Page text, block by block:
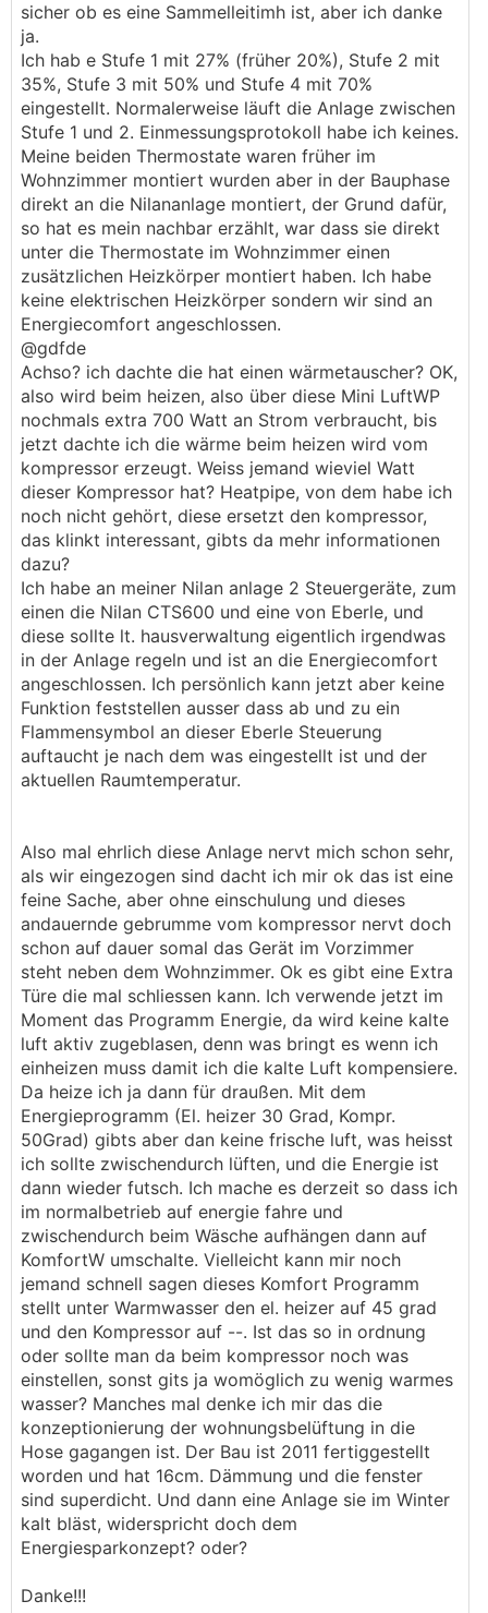
sicher ob es eine Sammelleitimh ist, aber ich danke
ja.
Ich hab e Stufe 1 mit 27% (früher 20%), Stufe 2 mit
35%, Stufe 3 mit 50% und Stufe 4 mit 70%
eingestellt. Normalerweise läuft die Anlage zwischen
Stufe 1 und 2. Einmessungsprotokoll habe ich keines.
Meine beiden Thermostate waren früher im
Wohnzimmer montiert wurden aber in der Bauphase
direkt an die Nilananlage montiert, der Grund dafür,
so hat es mein nachbar erzählt, war dass sie direkt
unter die Thermostate im Wohnzimmer einen
zusätzlichen Heizkörper montiert haben. Ich habe
keine elektrischen Heizkörper sondern wir sind an
Energiecomfort angeschlossen.
@gdfde
Achso? ich dachte die hat einen wärmetauscher? OK,
also wird beim heizen, also über diese Mini LuftWP
nochmals extra 700 Watt an Strom verbraucht, bis
jetzt dachte ich die wärme beim heizen wird vom
kompressor erzeugt. Weiss jemand wieviel Watt
dieser Kompressor hat? Heatpipe, von dem habe ich
noch nicht gehört, diese ersetzt den kompressor,
das klinkt interessant, gibts da mehr informationen
dazu?
Ich habe an meiner Nilan anlage 2 Steuergeräte, zum
einen die Nilan CTS600 und eine von Eberle, und
diese sollte lt. hausverwaltung eigentlich irgendwas
in der Anlage regeln und ist an die Energiecomfort
angeschlossen. Ich persönlich kann jetzt aber keine
Funktion feststellen ausser dass ab und zu ein
Flammensymbol an dieser Eberle Steuerung
auftaucht je nach dem was eingestellt ist und der
aktuellen Raumtemperatur.
Also mal ehrlich diese Anlage nervt mich schon sehr,
als wir eingezogen sind dacht ich mir ok das ist eine
feine Sache, aber ohne einschulung und dieses
andauernde gebrumme vom kompressor nervt doch
schon auf dauer somal das Gerät im Vorzimmer
steht neben dem Wohnzimmer. Ok es gibt eine Extra
Türe die mal schliessen kann. Ich verwende jetzt im
Moment das Programm Energie, da wird keine kalte
luft aktiv zugeblasen, denn was bringt es wenn ich
einheizen muss damit ich die kalte Luft kompensiere.
Da heize ich ja dann für draußen. Mit dem
Energieprogramm (El. heizer 30 Grad, Kompr.
50Grad) gibts aber dan keine frische luft, was heisst
ich sollte zwischendurch lüften, und die Energie ist
dann wieder futsch. Ich mache es derzeit so dass ich
im normalbetrieb auf energie fahre und
zwischendurch beim Wäsche aufhängen dann auf
KomfortW umschalte. Vielleicht kann mir noch
jemand schnell sagen dieses Komfort Programm
stellt unter Warmwasser den el. heizer auf 45 grad
und den Kompressor auf --. Ist das so in ordnung
oder sollte man da beim kompressor noch was
einstellen, sonst gits ja womöglich zu wenig warmes
wasser? Manches mal denke ich mir das die
konzeptionierung der wohnungsbelüftung in die
Hose gagangen ist. Der Bau ist 2011 fertiggestellt
worden und hat 16cm. Dämmung und die fenster
sind superdicht. Und dann eine Anlage sie im Winter
kalt bläst, widerspricht doch dem
Energiesparkonzept? oder?
Danke!!!